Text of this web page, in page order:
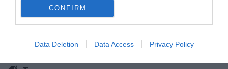
CONFIRM
Data Deletion Data Access Privacy Policy
Δείτε όλα τατελευταία νέα
Πολιτισμό στοCulturenow.gr
Νέοι Διαγωνισμοί❯